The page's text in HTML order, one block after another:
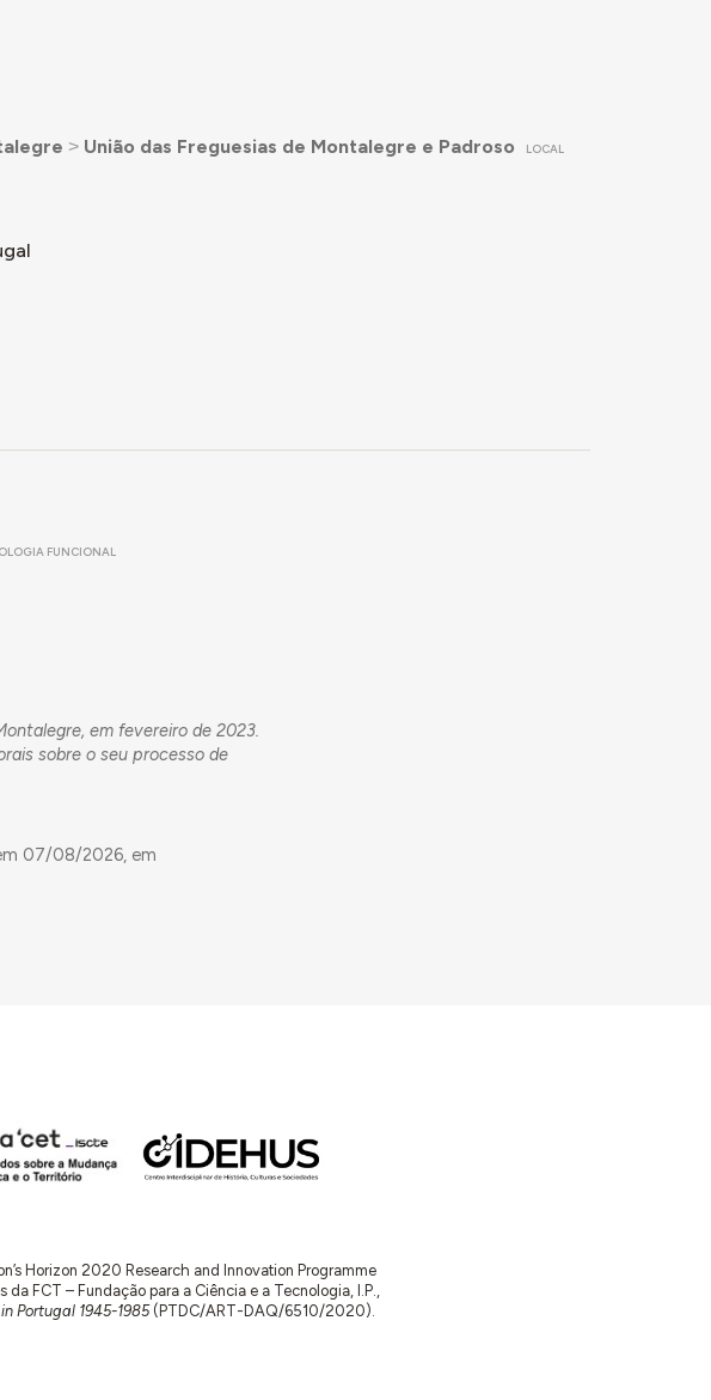
˃ União das Freguesias de Montalegre e Padroso LOCAL
FUNCIONAL
em fevereiro de 2023.
sobre o seu processo de
07/08/2026, em
Horizon 2020 Research and Innovation Programme
FCT – Fundação para a Ciência e a Tecnologia, I.P.,
Portugal 1945-1985(PTDC/ART-DAQ/6510/2020).